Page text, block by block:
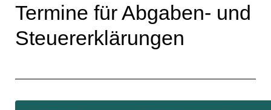
Termine für Abgaben- und
Steuererklärungen